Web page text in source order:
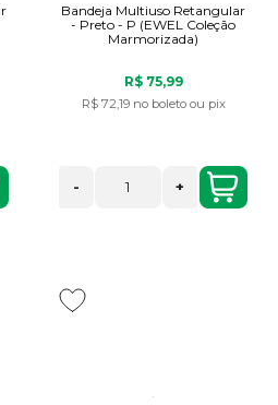
Bandeja Multiuso Retangular
- Preto - P (EWEL Coleção
Marmorizada)
R$ 75,99
R$ 72,19 no boleto ou pix
- +